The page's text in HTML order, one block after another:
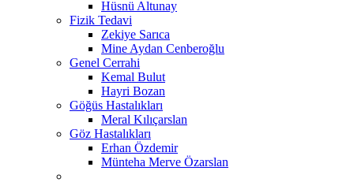
Hüsnü Altunay
Fizik Tedavi
Zekiye Sarıca
Mine Aydan Cenberoğlu
Genel Cerrahi
Kemal Bulut
Hayri Bozan
Göğüs Hastalıkları
Meral Kılıçarslan
Göz Hastalıkları
Erhan Özdemir
Münteha Merve Özarslan